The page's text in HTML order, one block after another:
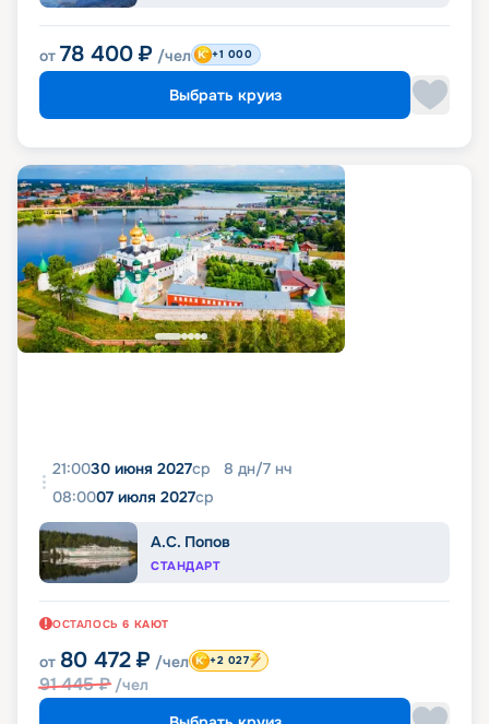
от 78 400 ₽ /чел +1 000
Выбрать круиз
21:0030 июня 2027ср 8 дн/7 нч
08:0007 июля 2027ср
А.С. Попов
СТАНДАРТ
ОСТАЛОСЬ 6 КАЮТ
от 80 472 ₽ /чел
91 445₽ /чел
+2 027